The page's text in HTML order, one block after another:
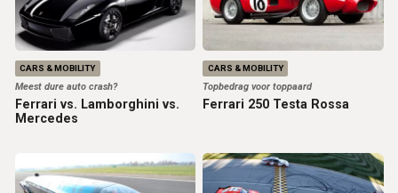
CARS & MOBILITY
Meest dure auto crash?
Ferrari vs. Lamborghini vs.
Mercedes
CARS & MOBILITY
Topbedrag voor toppaard
Ferrari 250 Testa Rossa